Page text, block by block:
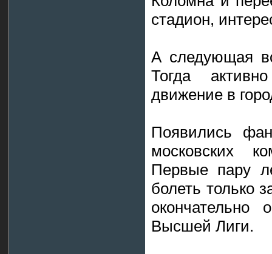
стадион,
А следующая
Тогда
движение в
Появились
московских
Первые пару
болеть только
окончательно
Высшей Лиги.